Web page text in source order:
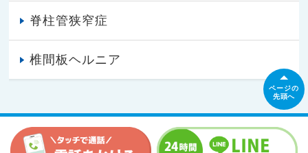
脊柱管狭窄症
椎間板ヘルニア
ページの
先頭へ